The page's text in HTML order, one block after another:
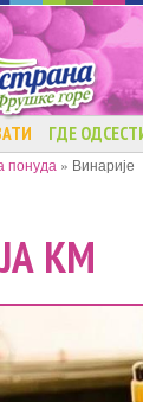
ГДЕ
понуда » Винарије
КМ